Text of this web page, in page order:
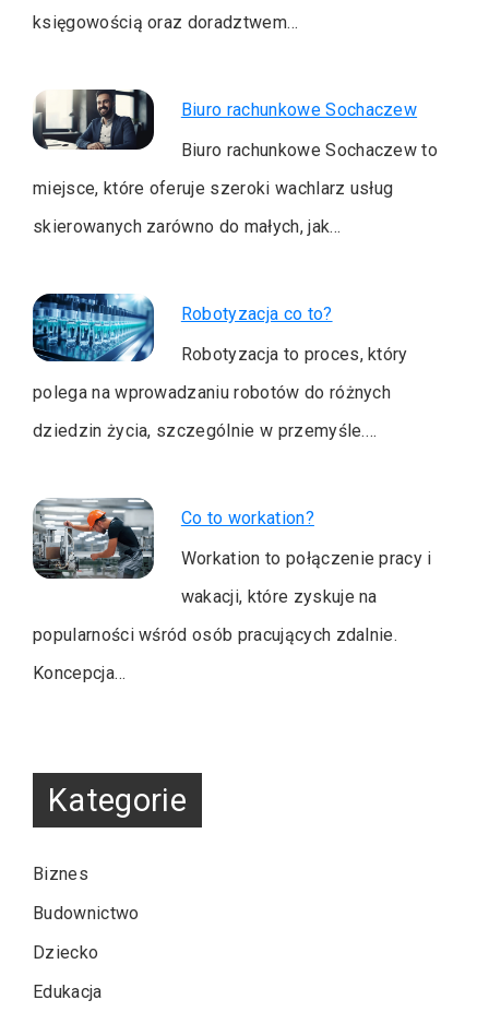
księgowością oraz doradztwem…
Biuro rachunkowe Sochaczew
Biuro rachunkowe Sochaczew to
miejsce, które oferuje szeroki wachlarz usług
skierowanych zarówno do małych, jak…
Robotyzacja co to?
Robotyzacja to proces, który
polega na wprowadzaniu robotów do różnych
dziedzin życia, szczególnie w przemyśle.…
Co to workation?
Workation to połączenie pracy i
wakacji, które zyskuje na
popularności wśród osób pracujących zdalnie.
Koncepcja…
Kategorie
Biznes
Budownictwo
Dziecko
Edukacja